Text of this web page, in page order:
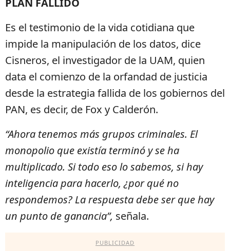
PLAN FALLIDO
Es el testimonio de la vida cotidiana que
impide la manipulación de los datos, dice
Cisneros, el investigador de la UAM, quien
data el comienzo de la orfandad de justicia
desde la estrategia fallida de los gobiernos del
PAN, es decir, de Fox y Calderón.
“Ahora tenemos más grupos criminales. El
monopolio que existía terminó y se ha
multiplicado. Si todo eso lo sabemos, si hay
inteligencia para hacerlo, ¿por qué no
respondemos? La respuesta debe ser que hay
un punto de ganancia”, señala.
PUBLICIDAD